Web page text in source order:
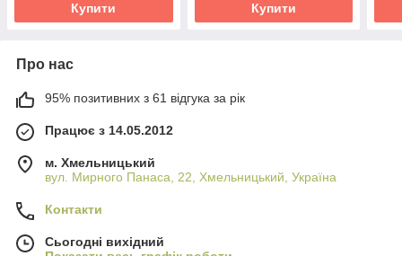
Купити Купити
Про нас
95% позитивних з 61 відгука за рік
Працює з 14.05.2012
м. Хмельницький
вул. Мирного Панаса, 22, Хмельницький, Україна
Контакти
Сьогодні вихідний